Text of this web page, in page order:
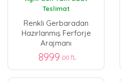
Teslimat
Renkli Gerbaradan
Hazırlanmış Ferforje
Arajmanı
8999 ,00 TL